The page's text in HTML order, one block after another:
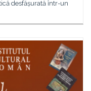
desfășurată într-un